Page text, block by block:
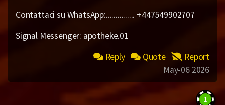
Contattaci su WhatsApp:............... +447549902707
Signal Messenger: apotheke.01
Reply
Quote
Report
May-06 2026
1